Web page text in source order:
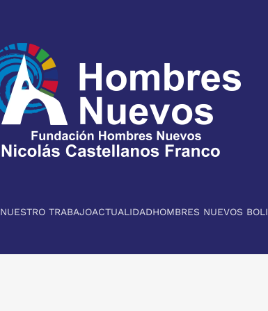
NUESTRO TRABAJOACTUALIDADHOMBRES NUEVOS